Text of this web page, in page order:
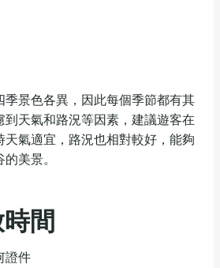
季景色各異，因此每個季節都有其
天氣和路況等因素，建議遊客在
氣適宜，路況也相對較好，能夠
美景。
間
證件‌